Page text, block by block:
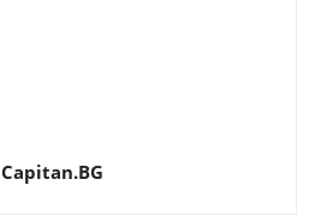
Capitan.BG